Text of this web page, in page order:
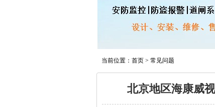
当前位置： 首页 > 常见问题
北京地区海康威